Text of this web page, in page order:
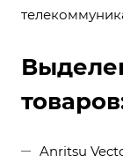
Anritsu